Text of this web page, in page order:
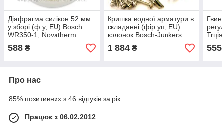
Діафрагма силікон 52 мм
у зборі (ф.у, EU) Bosch
WR350-1, Novatherm
ZW20KD, арт.
8700503051(0), к.з. 1480/2
588 ₴
Кришка водної арматури в
складанні (фір.уп, EU)
колонок Bosch-Junkers
WR275...400-1, арт.
8705500101, к.з.0887
1 884₴
2P,
555
Про нас
85% позитивних з 46 відгуків за рік
Працює з 06.02.2012